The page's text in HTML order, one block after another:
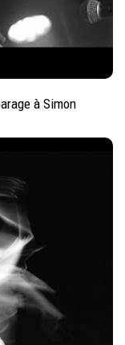
à Simon